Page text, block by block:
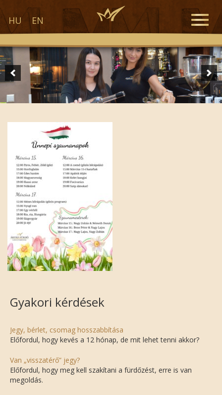
HU EN
Toggle
Gyakori kérdések
Jegy, bérlet, csomag hosszabbítása
Előfordul, hogy kevés a 12 hónap, de mit lehet tenni akkor?
Van „visszatérő” jegy?
Előfordul, hogy meg kell szakítani a fürdőzést, erre is van
megoldás.